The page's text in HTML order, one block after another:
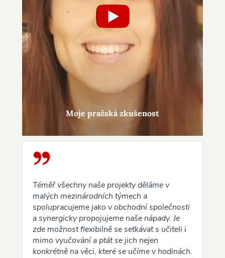
Moje pražská zkušenost
Téměř všechny naše projekty děláme v
malých mezinárodních týmech a
spolupracujeme jako v obchodní společnosti
a synergicky propojujeme naše nápady. Je
zde možnost flexibilně se setkávat s učiteli i
mimo vyučování a ptát se jich nejen
konkrétně na věci, které se učíme v hodinách.